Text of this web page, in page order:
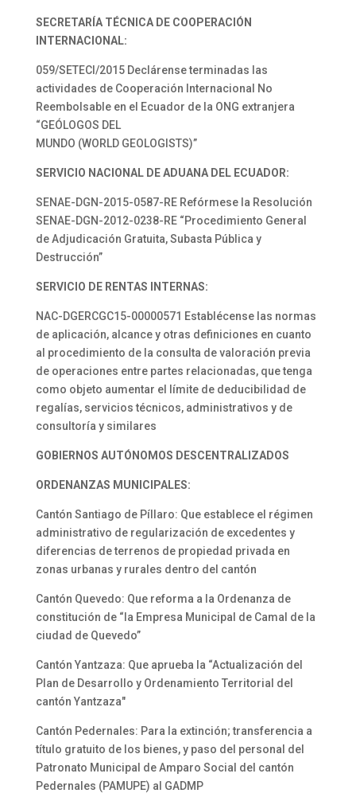
SECRETARÍA TÉCNICA DE COOPERACIÓN
INTERNACIONAL:
059/SETECI/2015 Declárense terminadas las
actividades de Cooperación Internacional No
Reembolsable en el Ecuador de la ONG extranjera
“GEÓLOGOS DEL
MUNDO (WORLD GEOLOGISTS)”
SERVICIO NACIONAL DEADUANA DEL ECUADOR:
SENAE-DGN-2015-0587-RE Refórmese la Resolución
SENAE-DGN-2012-0238-RE “Procedimiento General
de Adjudicación Gratuita, Subasta Pública y
Destrucción”
SERVICIO DE RENTAS INTERNAS:
NAC-DGERCGC15-00000571 Establécense las normas
de aplicación, alcance y otras definiciones en cuanto
al procedimiento de la consulta de valoración previa
de operaciones entre partes relacionadas, que tenga
como objeto aumentar el límite de deducibilidad de
regalías, servicios técnicos, administrativos y de
consultoría y similares
GOBIERNOS AUTÓNOMOS DESCENTRALIZADOS
ORDENANZAS MUNICIPALES:
Cantón Santiago de Píllaro: Que establece el régimen
administrativo de regularización de excedentes y
diferencias de terrenos de propiedad privada en
zonas urbanas y rurales dentro del cantón
Cantón Quevedo: Que reforma a la Ordenanza de
constitución de “la Empresa Municipal de Camal de la
ciudad de Quevedo”
Cantón Yantzaza: Que aprueba la “Actualización del
Plan de Desarrollo y Ordenamiento Territorial del
cantón Yantzaza"
Cantón Pedernales: Para la extinción; transferencia a
título gratuito de los bienes, y paso del personal del
Patronato Municipal de Amparo Social del cantón
Pedernales (PAMUPE) al GADMP